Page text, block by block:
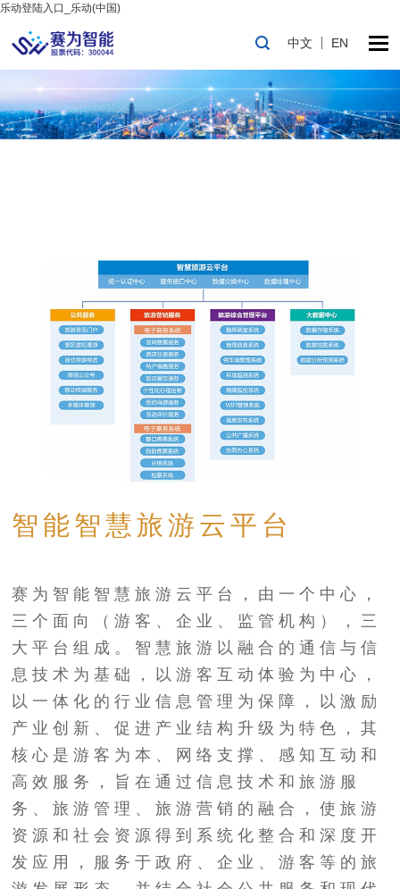
乐动登陆入口_乐动(中国)
中文 EN
智能智慧旅游云平台
赛为智能智慧旅游云平台，由一个中心，
三个面向（游客、企业、监管机构），三
大平台组成。智慧旅游以融合的通信与信
息技术为基础，以游客互动体验为中心，
以一体化的行业信息管理为保障，以激励
产业创新、促进产业结构升级为特色，其
核心是游客为本、网络支撑、感知互动和
高效服务，旨在通过信息技术和旅游服
务、旅游管理、旅游营销的融合，使旅游
资源和社会资源得到系统化整合和深度开
发应用，服务于政府、企业、游客等的旅